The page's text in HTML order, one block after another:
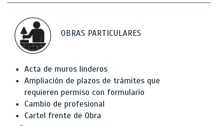
OBRAS PARTICULARES
Acta de muros linderos
Ampliación de plazos de trámites que
requieren permiso con formulario
Cambio de profesional
Cartel frente de Obra